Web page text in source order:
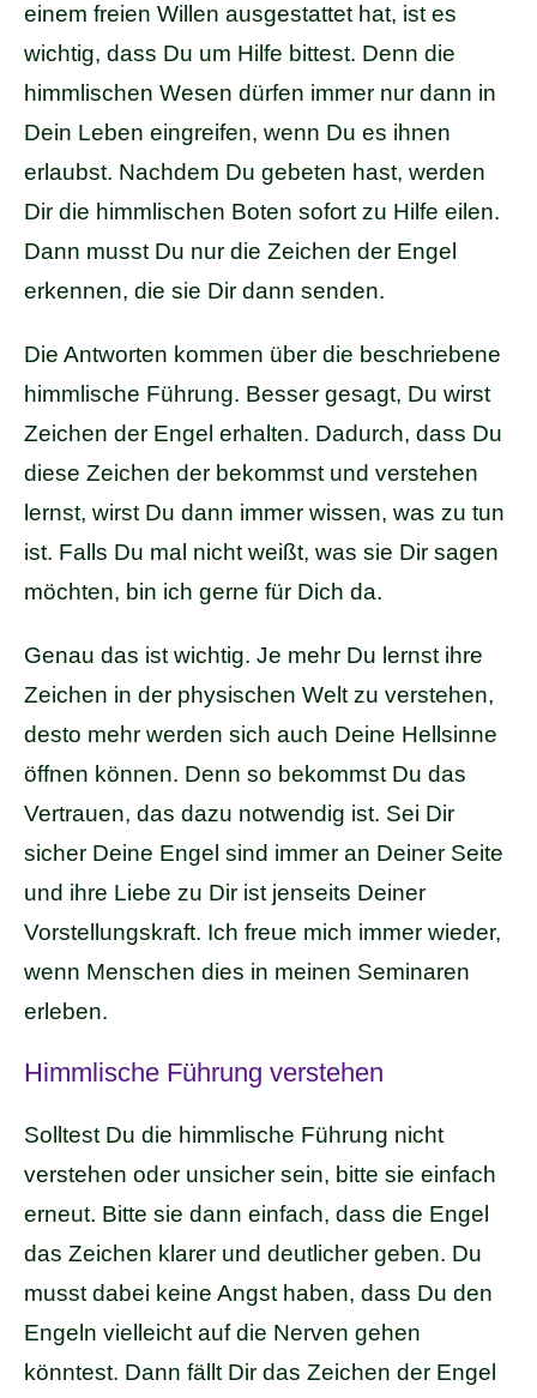
einem freien Willen ausgestattet hat, ist es
wichtig, dass Du um Hilfe bittest. Denn die
himmlischen Wesen dürfen immer nur dann in
Dein Leben eingreifen, wenn Du es ihnen
erlaubst. Nachdem Du gebeten hast, werden
Dir die himmlischen Boten sofort zu Hilfe eilen.
Dann musst Du nur die Zeichen der Engel
erkennen, die sie Dir dann senden.
Die Antworten kommen über die beschriebene
himmlische Führung. Besser gesagt, Du wirst
Zeichen der Engel erhalten. Dadurch, dass Du
diese Zeichen der bekommst und verstehen
lernst, wirst Du dann immer wissen, was zu tun
ist. Falls Du mal nicht weißt, was sie Dir sagen
möchten, bin ich gerne für Dich da.
Genau das ist wichtig. Je mehr Du lernst ihre
Zeichen in der physischen Welt zu verstehen,
desto mehr werden sich auch Deine Hellsinne
öffnen können. Denn so bekommst Du das
Vertrauen, das dazu notwendig ist. Sei Dir
sicher Deine Engel sind immer an Deiner Seite
und ihre Liebe zu Dir ist jenseits Deiner
Vorstellungskraft. Ich freue mich immer wieder,
wenn Menschen dies in meinen Seminaren
erleben.
Himmlische Führung verstehen
Solltest Du die himmlische Führung nicht
verstehen oder unsicher sein, bitte sie einfach
erneut. Bitte sie dann einfach, dass die Engel
das Zeichen klarer und deutlicher geben. Du
musst dabei keine Angst haben, dass Du den
Engeln vielleicht auf die Nerven gehen
könntest. Dann fällt Dir das Zeichen der Engel